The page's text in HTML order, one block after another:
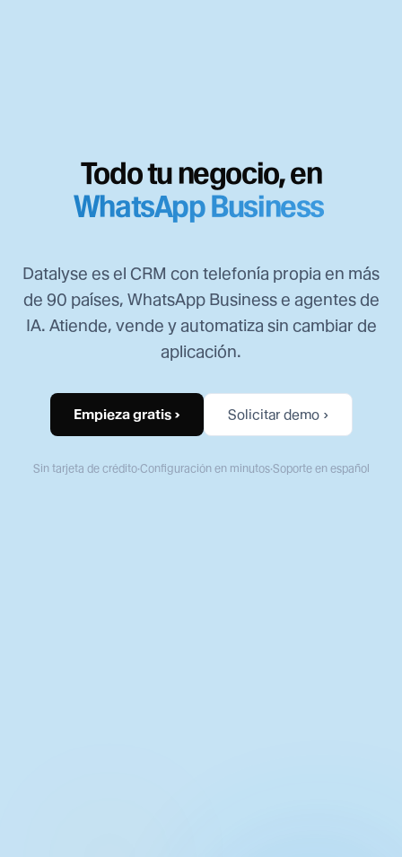
CRM con telefonía,
Todo tu negocio, en
WhatsApp Business
Datalyse es el CRM con telefonía propia en más
de 90 países, WhatsApp Business e agentes de
IA. Atiende, vende y automatiza sin cambiar de
aplicación.
Empieza gratis › Solicitar demo ›
Sin tarjeta de crédito·Configuración en minutos·Soporte en español